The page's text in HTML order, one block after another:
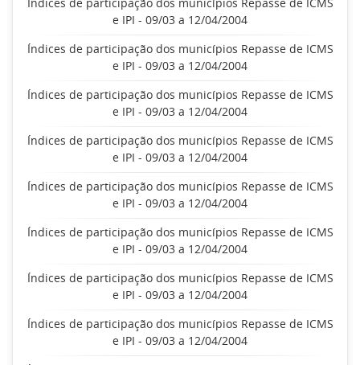
e IPI - 09/03 a 12/04/2004
Índices de participação dos municípios Repasse de ICMS
e IPI - 09/03 a 12/04/2004
Índices de participação dos municípios Repasse de ICMS
e IPI - 09/03 a 12/04/2004
Índices de participação dos municípios Repasse de ICMS
e IPI - 09/03 a 12/04/2004
Índices de participação dos municípios Repasse de ICMS
e IPI - 09/03 a 12/04/2004
Índices de participação dos municípios Repasse de ICMS
e IPI - 09/03 a 12/04/2004
Índices de participação dos municípios Repasse de ICMS
e IPI - 09/03 a 12/04/2004
Índices de participação dos municípios Repasse de ICMS
e IPI - 09/03 a 12/04/2004